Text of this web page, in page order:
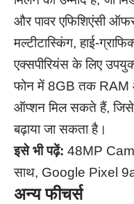
और पावर एफिशिएंसी
मल्टीटास्किंग, हाई-
एक्सपीरियंस के लिए
फोन में 8GB तक
ऑप्शन मिल सकते हैं, जिसे
बढ़ाया जा सकता है।
इसे भी पढ़ें: 48MP
साथ, Google Pixel 9a
अन्य फीचर्स